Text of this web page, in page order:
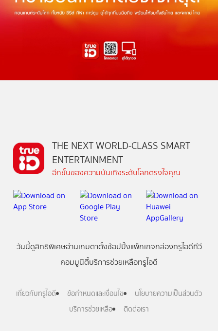
THE NEXT WORLD-CLASS SMART
ENTERTAINMENT
อีกขั้นของความบันเทิงระดับโลกตรงใจคุณ
วันนี้ดูสิทธิพิเศษอ่านเกมตาตั้งช้อปปิ้งแพ็กเกจกล่องทรูไอดีทีวี
คอมมูนิตี้บริการช่วยเหลือทรูไอดี
เกี่ยวกับทรูไอดี ข้อกำหนดและเงื่อนไข
นโยบายความเป็นส่วนตัว
บริการช่วยเหลือ
ติดต่อเรา